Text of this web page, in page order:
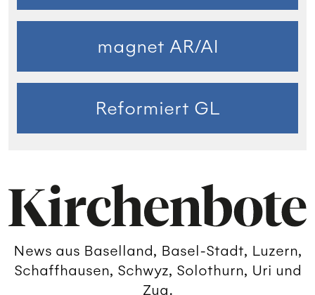
magnet AR/AI
Reformiert GL
News aus Baselland, Basel-Stadt, Luzern,
Schaffhausen, Schwyz, Solothurn, Uri und
Zug.